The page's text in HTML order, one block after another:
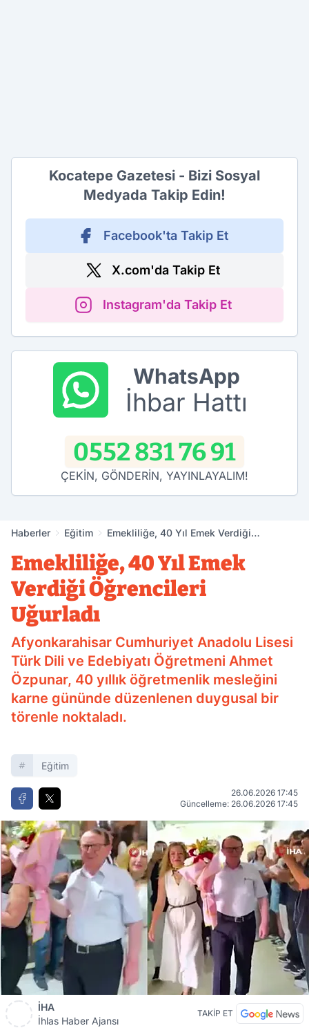
Kocatepe Gazetesi - Bizi Sosyal
Medyada Takip Edin!
Facebook'ta Takip Et
X.com'da Takip Et
Instagram'da Takip Et
WhatsApp
İhbar Hattı
0552 831 76 91
ÇEKİN, GÖNDERİN, YAYINLAYALIM!
Haberler Eğitim
Emekliliğe, 40 Yıl Emek Verdiği
Emekliliğe, 40 Yıl Emek
Verdiği Öğrencileri
Uğurladı
Afyonkarahisar Cumhuriyet Anadolu Lisesi
Türk Dili ve Edebiyatı Öğretmeni Ahmet
Özpunar, 40 yıllık öğretmenlik mesleğini
karne gününde düzenlenen duygusal bir
törenle noktaladı.
Eğitim
26.06.2026 17:45
Güncelleme: 26.06.2026 17:45
İHA
İhlas Haber Ajansı
TAKİP ET